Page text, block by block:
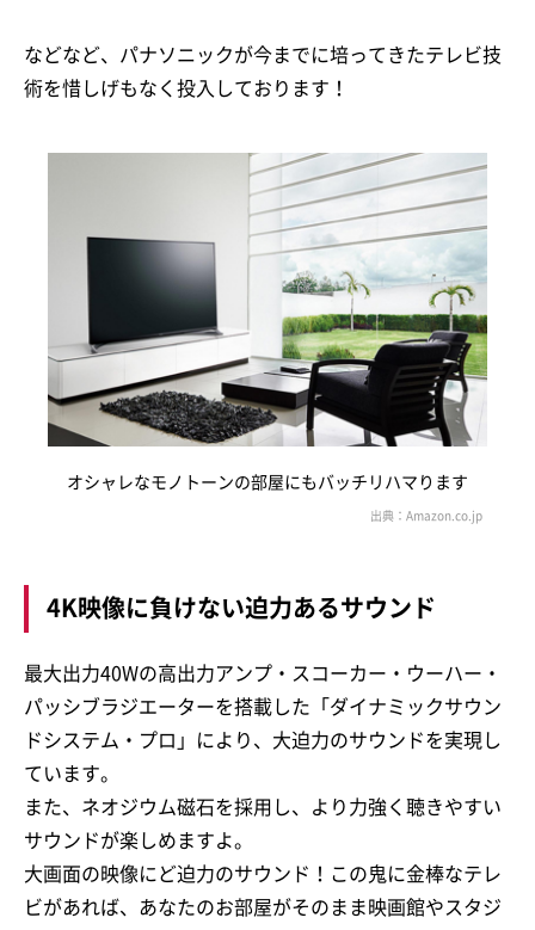
などなど、パナソニックが今までに培ってきたテレビ技
術を惜しげもなく投入しております！
オシャレなモノトーンの部屋にもバッチリハマります
4K映像に負けない迫力あるサウンド
最大出力40Wの高出力アンプ・スコーカー・ウーハー・
パッシブラジエーターを搭載した「ダイナミックサウン
ドシステム・プロ」により、大迫力のサウンドを実現し
ています。
また、ネオジウム磁石を採用し、より力強く聴きやすい
サウンドが楽しめますよ。
大画面の映像にど迫力のサウンド！この鬼に金棒なテレ
ビがあれば、あなたのお部屋がそのまま映画館やスタジ